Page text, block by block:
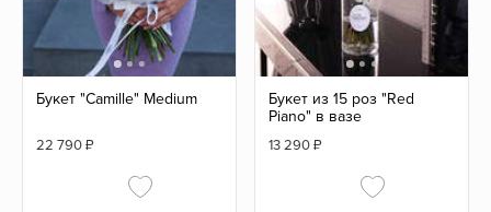
Букет "Camille" Medium
22 790₽
Букет из 15 роз "Red
Piano" в вазе
13 290₽